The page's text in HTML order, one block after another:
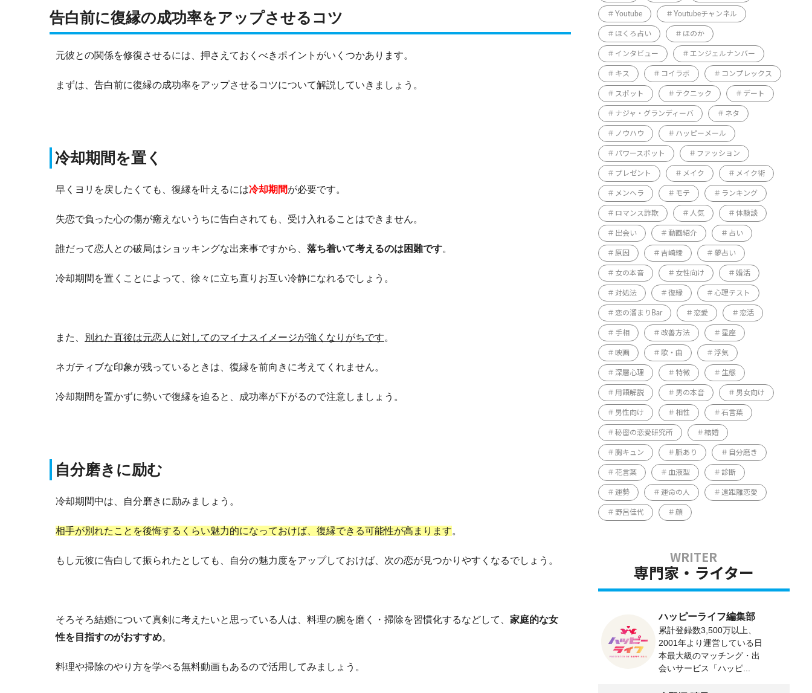
告白前に復縁の成功率をアップさせるコツ
元彼との関係を修復させるには、押さえておくべきポイントがいくつかあります。
まずは、告白前に復縁の成功率をアップさせるコツについて解説していきましょう。
冷却期間を置く
早くヨリを戻したくても、復縁を叶えるには冷却期間が必要です。
失恋で負った心の傷が癒えないうちに告白されても、受け入れることはできません。
誰だって恋人との破局はショッキングな出来事ですから、 落ち着いて考えるのは困難です。
冷却期間を置くことによって、徐々に立ち直りお互い冷静になれるでしょう。
また、 別れた直後は元恋人に対してのマイナスイメージが強くなりがちです。
ネガティブな印象が残っているときは、復縁を前向きに考えてくれません。
冷却期間を置かずに勢いで復縁を迫ると、成功率が下がるので注意しましょう。
自分磨きに励む
冷却期間中は、自分磨きに励みましょう。
相手が別れたことを後悔するくらい魅力的になっておけば、復縁できる可能性が高まります。
もし元彼に告白して振られたとしても、自分の魅力度をアップしておけば、次の恋が見つかりやすくなるでしょう。
そろそろ結婚について真剣に考えたいと思っている人は、料理の腕を磨く・掃除を習慣化するなどして、 家庭的な女
性を目指すのがおすすめ。
料理や掃除のやり方を学べる無料動画もあるので活用してみましょう。
Youtube Youtubeチャンネル
ほくろ占い ほのか
インタビュー エンジェルナンバー
キス コイラボ コンプレックス
スポット テクニック デート
ナジャ・グランディーバ ネタ
ノウハウ ハッピーメール
パワースポット ファッション
プレゼント メイク メイク術
メンヘラ モテ ランキング
ロマンス詐欺 人気 体験談
出会い 動画紹介 占い
原因 吉崎綾 夢占い
女の本音 女性向け 婚活
対処法 復縁 心理テスト
恋の溜まりBar 恋愛 恋活
手相 改善方法 星座
映画 歌・曲 浮気
深層心理 特徴 生態
用語解説 男の本音 男女向け
男性向け 相性 石言葉
秘密の恋愛研究所 結婚
胸キュン 脈あり 自分磨き
花言葉 血液型 診断
運勢 運命の人 遠距離恋愛
野呂佳代 顔
専門家・ライター
ハッピーライフ編集部
累計登録数3,500万以上、
2001年より運営している日
本最大級のマッチング・出
会いサービス「ハッピ...